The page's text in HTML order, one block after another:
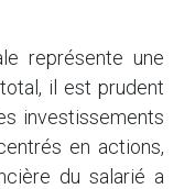
représente une
il est prudent
investissements
en actions,
du salarié a